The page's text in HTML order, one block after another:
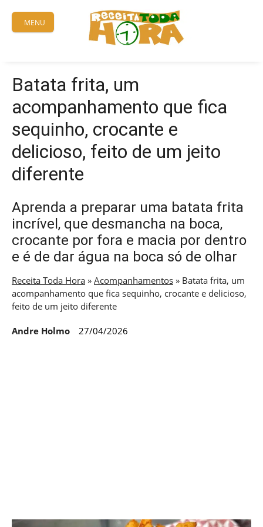
content
MENU
Batata frita, um
acompanhamento que fica
sequinho, crocante e
delicioso, feito de um jeito
diferente
Aprenda a preparar uma batata frita
incrível, que desmancha na boca,
crocante por fora e macia por dentro
e é de dar água na boca só de olhar
Receita Toda Hora » Acompanhamentos » Batata frita, um
acompanhamento que fica sequinho, crocante e delicioso,
feito de um jeito diferente
Andre Holmo 27/04/2026